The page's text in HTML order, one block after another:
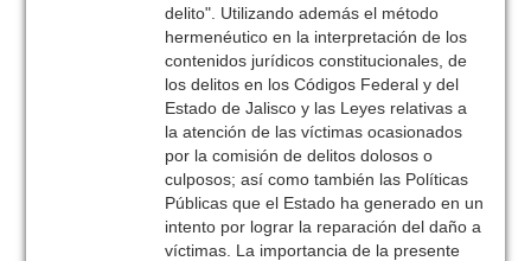
delito". Utilizando además el método
hermenéutico en la interpretación de los
contenidos jurídicos constitucionales, de
los delitos en los Códigos Federal y del
Estado de Jalisco y las Leyes relativas a
la atención de las víctimas ocasionados
por la comisión de delitos dolosos o
culposos; así como también las Políticas
Públicas que el Estado ha generado en un
intento por lograr la reparación del daño a
víctimas. La importancia de la presente